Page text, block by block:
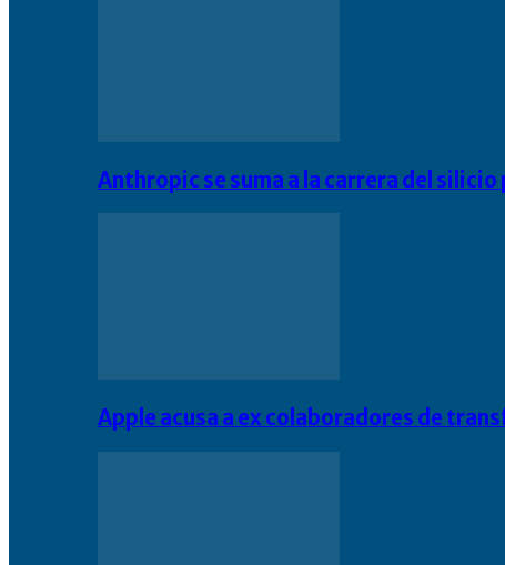
Anthropic se suma a la carrera del
Apple acusa a ex colaboradores de